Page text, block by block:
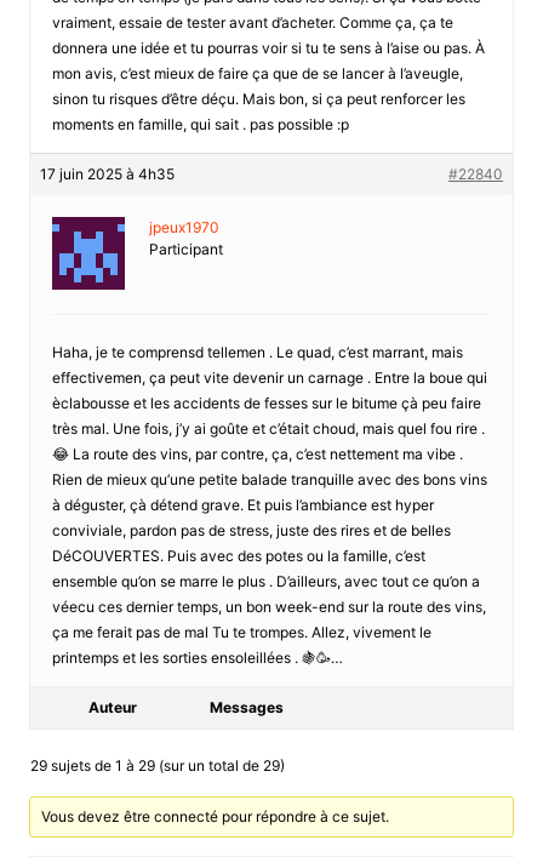
vraiment, essaie de tester avant d’acheter. Comme ça, ça te
donnera une idée et tu pourras voir si tu te sens à l’aise ou pas. À
mon avis, c’est mieux de faire ça que de se lancer à l’aveugle,
sinon tu risques d’être déçu. Mais bon, si ça peut renforcer les
moments en famille, qui sait . pas possible :p
17 juin 2025 à 4h35 #22840
jpeux1970
Participant
Haha, je te comprensd tellemen . Le quad, c’est marrant, mais
effectivemen, ça peut vite devenir un carnage . Entre la boue qui
èclabousse et les accidents de fesses sur le bitume çà peu faire
très mal. Une fois, j’y ai goûte et c’était choud, mais quel fou rire .
😂 La route des vins, par contre, ça, c’est nettement ma vibe .
Rien de mieux qu’une petite balade tranquille avec des bons vins
à déguster, çà détend grave. Et puis l’ambiance est hyper
conviviale, pardon pas de stress, juste des rires et de belles
DéCOUVERTES. Puis avec des potes ou la famille, c’est
ensemble qu’on se marre le plus . D’ailleurs, avec tout ce qu’on a
véecu ces dernier temps, un bon week-end sur la route des vins,
ça me ferait pas de mal Tu te trompes. Allez, vivement le
printemps et les sorties ensoleillées . 🍇🥳…
Auteur Messages
29 sujets de 1 à 29 (sur un total de 29)
Vous devez être connecté pour répondre à ce sujet.